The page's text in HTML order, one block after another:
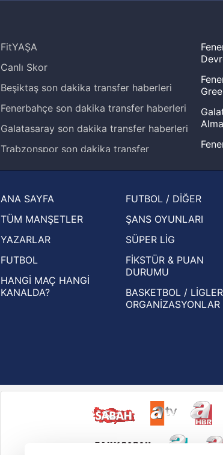
Reddet
FitYAŞA
Canlı Skor
Beşiktaş son dakika transfer haberleri
Fenerbahçe son dakika transfer haberleri
Galatasaray son dakika transfer haberleri
Trabzonspor son dakika transfer
Ziraat Türkiye Kupası haberleri
UEFA Şampiyonlar Ligi haberleri
UEFA Avrupa Ligi haberleri
UEFA Konferans Ligi haberleri
ANA SAYFA
TÜM MANŞETLER
YAZARLAR
FUTBOL
HANGİ MAÇ HANGİ
KANALDA?
FUTBOL / DİĞER
ŞANS OYUNLARI
SÜPER LİG
FİKSTÜR & PUAN
DURUMU
BASKETBOL /
ORGANİZASYONLAR